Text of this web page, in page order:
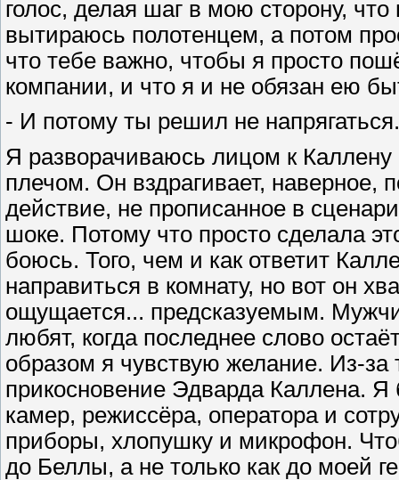
голос, делая шаг в мою сторону,
вытираюсь полотенцем, а потом
что тебе важно, чтобы я просто
компании, и что я и не обязан ею
- И потому ты решил не
Я разворачиваюсь лицом к
плечом. Он вздрагивает, наверное,
действие, не прописанное в
шоке. Потому что просто сделала
боюсь. Того, чем и как ответит
направиться в комнату, но вот он
ощущается... предсказуемым.
любят, когда последнее слово
образом я чувствую желание. Из-за
прикосновение Эдварда Каллена. Я
камер, режиссёра, оператора и
приборы, хлопушку и микрофон.
до Беллы, а не только как до моей